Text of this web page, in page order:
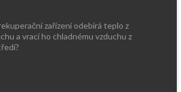
zařízení odebírá teplo z
a vrací ho chladnému vzduchu z